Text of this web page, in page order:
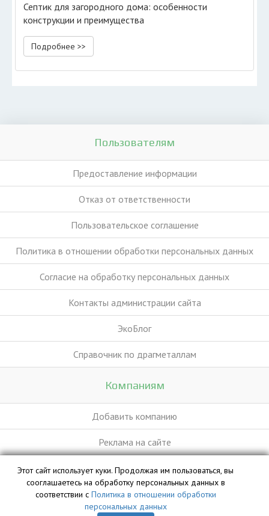
Септик для загородного дома: особенности
конструкции и преимущества
Подробнее >>
Пользователям
Предоставление информации
Отказ от ответственности
Пользовательское соглашение
Политика в отношении обработки персональных данных
Согласие на обработку персональных данных
Контакты администрации сайта
ЭкоБлог
Справочник по драгметаллам
Компаниям
Добавить компанию
Реклама на сайте
База данных сайта vyvoz.org является интеллектуальной
собственностью ООО «Профит» и охраняется законом.
Этот сайт использует куки. Продолжая им пользоваться, вы
сооглашаетесь на обработку персональных данных в
соответствии с Политика в отношении обработки
персональных данных